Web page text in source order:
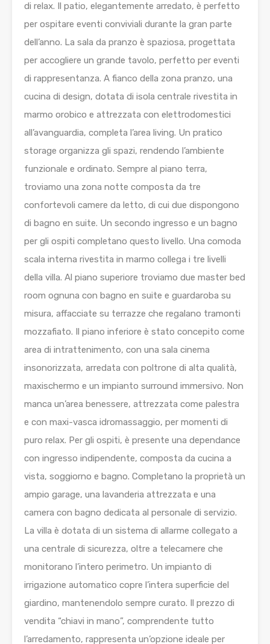
di relax. Il patio, elegantemente arredato, è perfetto
per ospitare eventi conviviali durante la gran parte
dell’anno. La sala da pranzo è spaziosa, progettata
per accogliere un grande tavolo, perfetto per eventi
di rappresentanza. A fianco della zona pranzo, una
cucina di design, dotata di isola centrale rivestita in
marmo orobico e attrezzata con elettrodomestici
all’avanguardia, completa l’area living. Un pratico
storage organizza gli spazi, rendendo l’ambiente
funzionale e ordinato. Sempre al piano terra,
troviamo una zona notte composta da tre
confortevoli camere da letto, di cui due dispongono
di bagno en suite. Un secondo ingresso e un bagno
per gli ospiti completano questo livello. Una comoda
scala interna rivestita in marmo collega i tre livelli
della villa. Al piano superiore troviamo due master bed
room ognuna con bagno en suite e guardaroba su
misura, affacciate su terrazze che regalano tramonti
mozzafiato. Il piano inferiore è stato concepito come
area di intrattenimento, con una sala cinema
insonorizzata, arredata con poltrone di alta qualità,
maxischermo e un impianto surround immersivo. Non
manca un’area benessere, attrezzata come palestra
e con maxi-vasca idromassaggio, per momenti di
puro relax. Per gli ospiti, è presente una dependance
con ingresso indipendente, composta da cucina a
vista, soggiorno e bagno. Completano la proprietà un
ampio garage, una lavanderia attrezzata e una
camera con bagno dedicata al personale di servizio.
La villa è dotata di un sistema di allarme collegato a
una centrale di sicurezza, oltre a telecamere che
monitorano l’intero perimetro. Un impianto di
irrigazione automatico copre l’intera superficie del
giardino, mantenendolo sempre curato. Il prezzo di
vendita “chiavi in mano”, comprendente tutto
l’arredamento, rappresenta un’opzione ideale per